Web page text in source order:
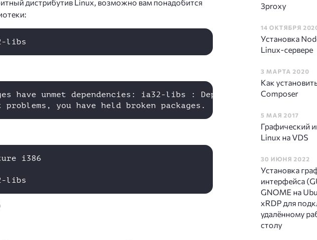
дистрибутив Linux, возможно вам понадобится
have unmet dependencies: ia32-libs : Depends: ia32-
i386
3proxy
14 ОКТЯБРЯ
Установка
Linux-сервере
3 МАРТА 2020
Как
Composer
5 МАЯ 2017
Графический
Linux на VDS
30 ИЮНЯ 2022
Установка
интерфейса
GNOME на
xRDP для
удалённому
столу